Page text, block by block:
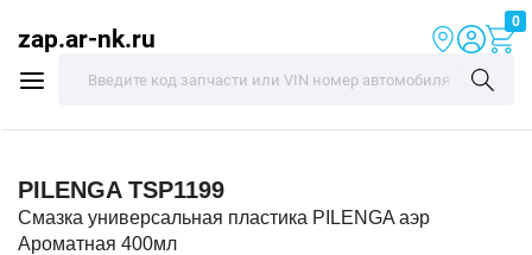
zap.ar-nk.ru
0
PILENGA TSP1199
Смазка универсальная пластика PILENGA аэр
Ароматная 400мл